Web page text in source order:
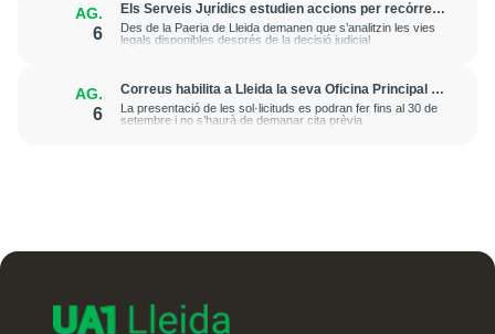
AG.
6
Els Serveis Jurídics estudien accions per recórrer
l’excarceració de l’investigat per l’onada de
robatoris i incendis a l’Horta
Des de la Paeria de Lleida demanen que s’analitzin les vies
legals disponibles després de la decisió judicial
AG.
6
Correus habilita a Lleida la seva Oficina Principal i
la sucursal de Lleida Ronda per a atendre les
esmenes de regularització de migrants
La presentació de les sol·licituds es podran fer fins al 30 de
setembre i no s’haurà de demanar cita prèvia